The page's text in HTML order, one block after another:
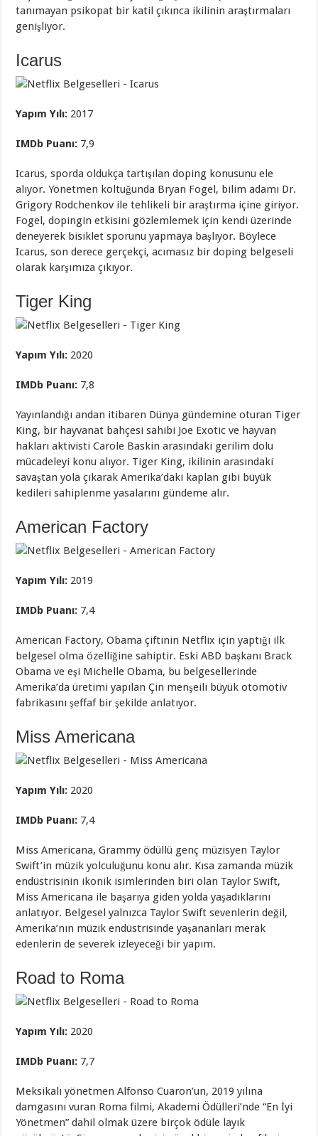
tanımayan psikopat bir katil çıkınca ikilinin araştırmaları
genişliyor.
Icarus
Yapım Yılı: 2017
IMDb Puanı: 7,9
Icarus, sporda oldukça tartışılan doping konusunu ele
alıyor. Yönetmen koltuğunda Bryan Fogel, bilim adamı Dr.
Grigory Rodchenkov ile tehlikeli bir araştırma içine giriyor.
Fogel, dopingin etkisini gözlemlemek için kendi üzerinde
deneyerek bisiklet sporunu yapmaya başlıyor. Böylece
Icarus, son derece gerçekçi, acımasız bir doping belgeseli
olarak karşımıza çıkıyor.
Tiger King
Yapım Yılı: 2020
IMDb Puanı: 7,8
Yayınlandığı andan itibaren Dünya gündemine oturan Tiger
King, bir hayvanat bahçesi sahibi Joe Exotic ve hayvan
hakları aktivisti Carole Baskin arasındaki gerilim dolu
mücadeleyi konu alıyor. Tiger King, ikilinin arasındaki
savaştan yola çıkarak Amerika’daki kaplan gibi büyük
kedileri sahiplenme yasalarını gündeme alır.
American Factory
Yapım Yılı: 2019
IMDb Puanı: 7,4
American Factory, Obama çiftinin Netflix için yaptığı ilk
belgesel olma özelliğine sahiptir. Eski ABD başkanı Brack
Obama ve eşi Michelle Obama, bu belgesellerinde
Amerika’da üretimi yapılan Çin menşeili büyük otomotiv
fabrikasını şeffaf bir şekilde anlatıyor.
Miss Americana
Yapım Yılı: 2020
IMDb Puanı: 7,4
Miss Americana, Grammy ödüllü genç müzisyen Taylor
Swift’in müzik yolculuğunu konu alır. Kısa zamanda müzik
endüstrisinin ikonik isimlerinden biri olan Taylor Swift,
Miss Americana ile başarıya giden yolda yaşadıklarını
anlatıyor. Belgesel yalnızca Taylor Swift sevenlerin değil,
Amerika’nın müzik endüstrisinde yaşananları merak
edenlerin de severek izleyeceği bir yapım.
Road to Roma
Yapım Yılı: 2020
IMDb Puanı: 7,7
Meksikalı yönetmen Alfonso Cuaron’un, 2019 yılına
damgasını vuran Roma filmi, Akademi Ödülleri’nde “En İyi
Yönetmen” dahil olmak üzere birçok ödüle layık